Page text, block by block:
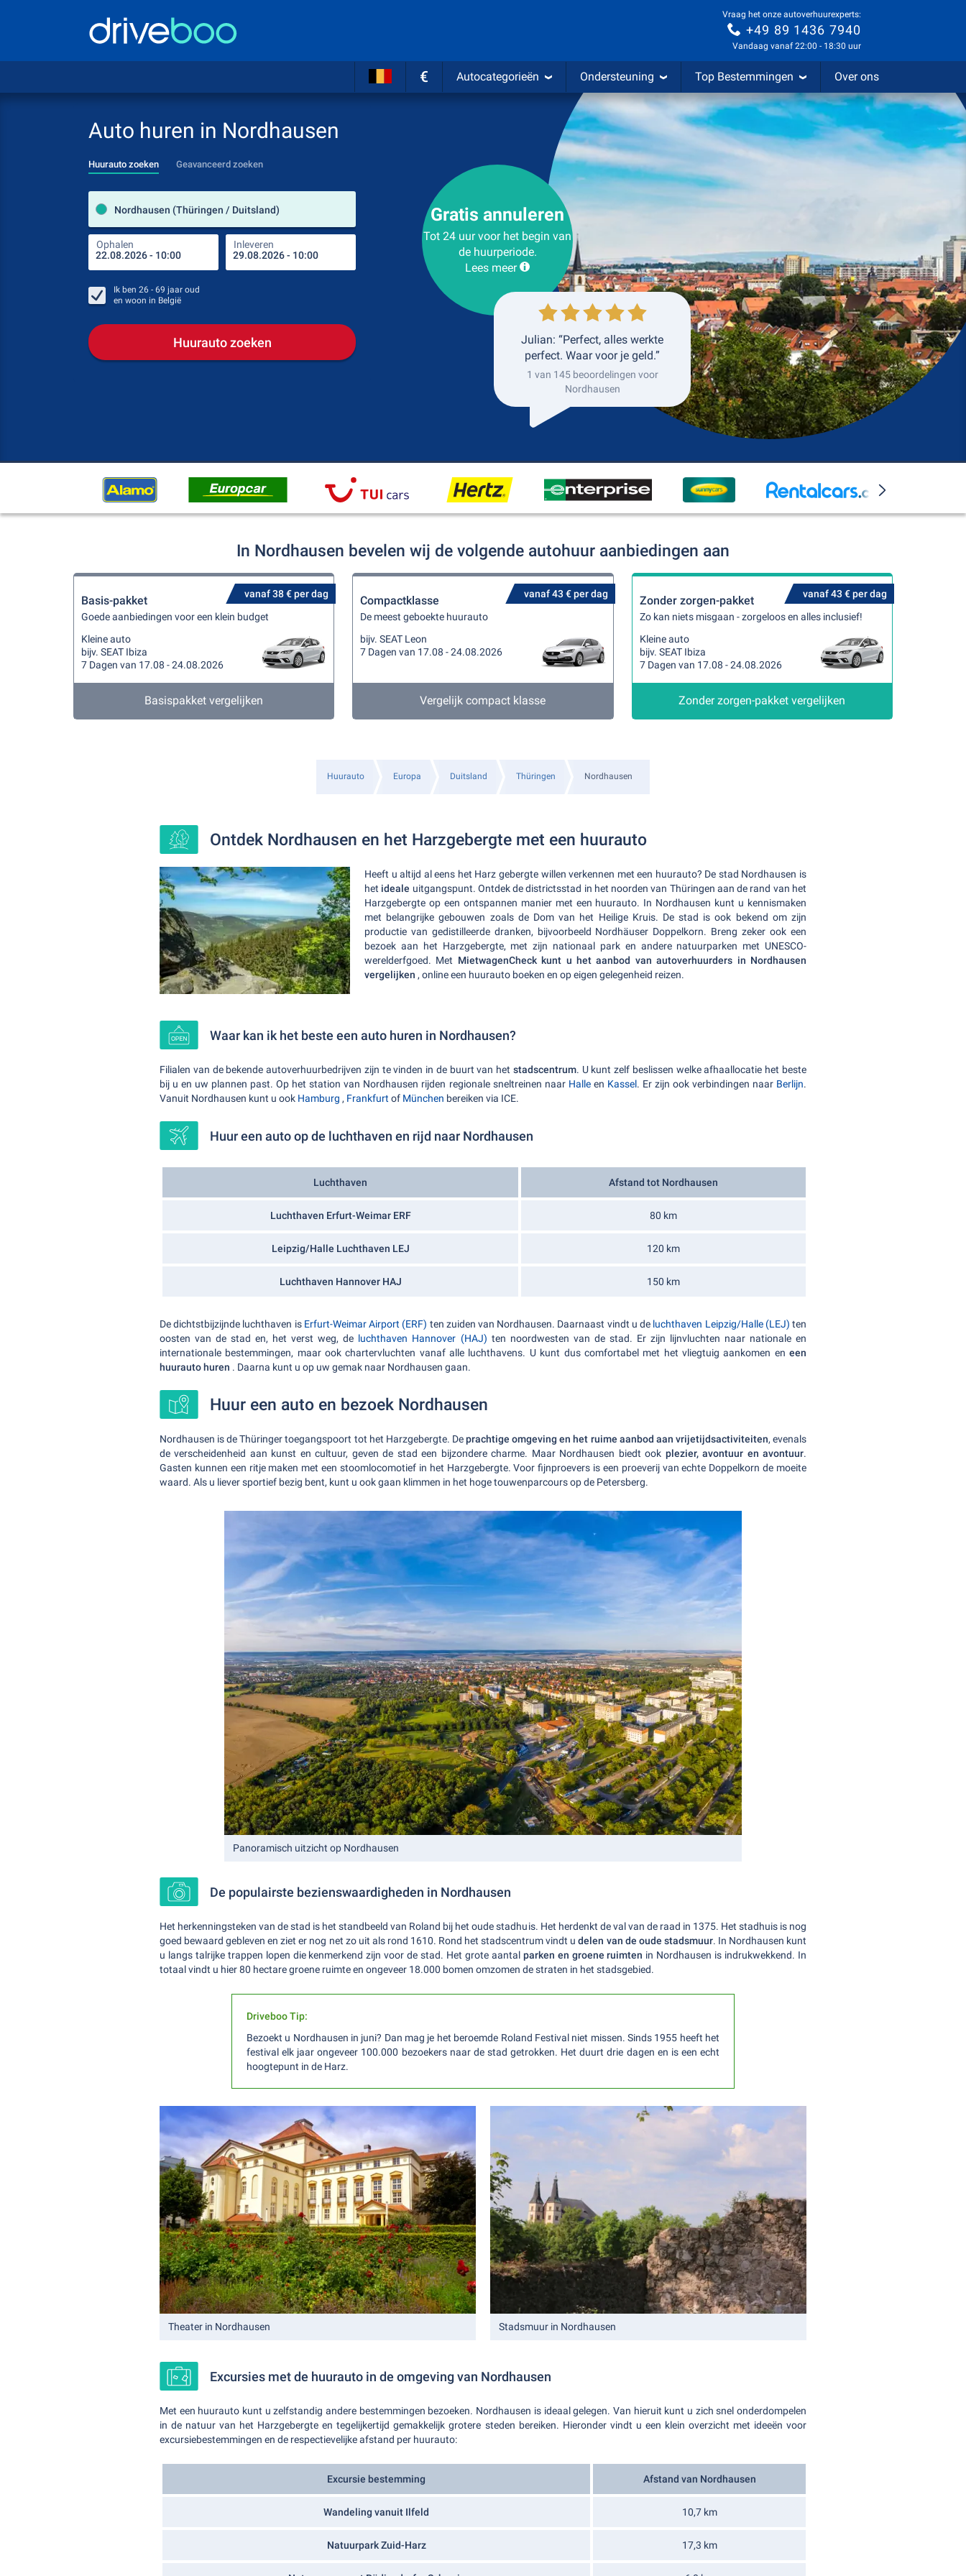
Vraag het onze autoverhuurexperts:
+49 89 1436 7940
Vandaag vanaf 22:00 - 18:30 uur
€ Autocategorieën Ondersteuning Top Bestemmingen Over ons
Auto huren in Nordhausen
Huurauto zoeken Geavanceerd zoeken
Nordhausen (Thüringen / Duitsland)
Ophalen Inleveren Plaats voor teruggave
Ik ben 26 - 69 jaar oud
en woon in België
Huurauto zoeken
Gratis annuleren
Tot 24 uur voor het begin van
de huurperiode.
Lees meer
Julian: “Perfect, alles werkte
perfect. Waar voor je geld.”
1 van 145 beoordelingen voor
Nordhausen
In Nordhausen bevelen wij de volgende autohuur aanbiedingen aan
vanaf 38 € per dag
Basis-pakket
Goede aanbiedingen voor een klein budget
Kleine auto
bijv. SEAT Ibiza
7 Dagen van 17.08 - 24.08.2026
Basispakket vergelijken
vanaf 43 € per dag
Compactklasse
De meest geboekte huurauto
bijv. SEAT Leon
7 Dagen van 17.08 - 24.08.2026
Vergelijk compact klasse
vanaf 43 € per dag
Zonder zorgen-pakket
Zo kan niets misgaan - zorgeloos en alles inclusief!
Kleine auto
bijv. SEAT Ibiza
7 Dagen van 17.08 - 24.08.2026
Zonder zorgen-pakket vergelijken
Huurauto Europa Duitsland Thüringen Nordhausen
Ontdek Nordhausen en het Harzgebergte met een huurauto
Heeft u altijd al eens het Harz gebergte willen verkennen met een huurauto? De stad Nordhausen is
het ideale uitgangspunt. Ontdek de districtsstad in het noorden van Thüringen aan de rand van het
Harzgebergte op een ontspannen manier met een huurauto. In Nordhausen kunt u kennismaken
met belangrijke gebouwen zoals de Dom van het Heilige Kruis. De stad is ook bekend om zijn
productie van gedistilleerde dranken, bijvoorbeeld Nordhäuser Doppelkorn. Breng zeker ook een
bezoek aan het Harzgebergte, met zijn nationaal park en andere natuurparken met UNESCO-
werelderfgoed. Met MietwagenCheck kunt u het aanbod van autoverhuurders in Nordhausen
vergelijken , online een huurauto boeken en op eigen gelegenheid reizen.
Waar kan ik het beste een auto huren in Nordhausen?
Filialen van de bekende autoverhuurbedrijven zijn te vinden in de buurt van het stadscentrum. U kunt zelf beslissen welke afhaallocatie het beste
bij u en uw plannen past. Op het station van Nordhausen rijden regionale sneltreinen naar Halle en Kassel. Er zijn ook verbindingen naar Berlijn.
Vanuit Nordhausen kunt u ook Hamburg , Frankfurt of München bereiken via ICE.
Huur een auto op de luchthaven en rijd naar Nordhausen
Luchthaven Afstand tot Nordhausen
Luchthaven Erfurt-Weimar ERF 80 km
Leipzig/Halle Luchthaven LEJ 120 km
Luchthaven Hannover HAJ 150 km
De dichtstbijzijnde luchthaven is Erfurt-Weimar Airport (ERF) ten zuiden van Nordhausen. Daarnaast vindt u de luchthaven Leipzig/Halle (LEJ) ten
oosten van de stad en, het verst weg, de luchthaven Hannover (HAJ) ten noordwesten van de stad. Er zijn lijnvluchten naar nationale en
internationale bestemmingen, maar ook chartervluchten vanaf alle luchthavens. U kunt dus comfortabel met het vliegtuig aankomen en een
huurauto huren . Daarna kunt u op uw gemak naar Nordhausen gaan.
Huur een auto en bezoek Nordhausen
Nordhausen is de Thüringer toegangspoort tot het Harzgebergte. Deprachtige omgeving en het ruime aanbod aan vrijetijdsactiviteiten, evenals
de verscheidenheid aan kunst en cultuur, geven de stad een bijzondere charme. Maar Nordhausen biedt ook plezier, avontuur en avontuur.
Gasten kunnen een ritje maken met een stoomlocomotief in het Harzgebergte. Voor fijnproevers is een proeverij van echte Doppelkorn de moeite
waard. Als u liever sportief bezig bent, kunt u ook gaan klimmen in het hoge touwenparcours op de Petersberg.
Panoramisch uitzicht op Nordhausen
De populairste bezienswaardigheden in Nordhausen
Het herkenningsteken van de stad is het standbeeld van Roland bij het oude stadhuis. Het herdenkt de val van de raad in 1375. Het stadhuis is nog
goed bewaard gebleven en ziet er nog net zo uit als rond 1610. Rond het stadscentrum vindt udelen van de oude stadsmuur. In Nordhausen kunt
u langs talrijke trappen lopen die kenmerkend zijn voor de stad. Het grote aantal parken en groene ruimten in Nordhausen is indrukwekkend. In
totaal vindt u hier 80 hectare groene ruimte en ongeveer 18.000 bomen omzomen de straten in het stadsgebied.
Driveboo Tip:
Bezoekt u Nordhausen in juni? Dan mag je het beroemde Roland Festival niet missen. Sinds 1955 heeft het
festival elk jaar ongeveer 100.000 bezoekers naar de stad getrokken. Het duurt drie dagen en is een echt
hoogtepunt in de Harz.
Theater in Nordhausen Stadsmuur in Nordhausen
Excursies met de huurauto in de omgeving van Nordhausen
Met een huurauto kunt u zelfstandig andere bestemmingen bezoeken. Nordhausen is ideaal gelegen. Van hieruit kunt u zich snel onderdompelen
in de natuur van het Harzgebergte en tegelijkertijd gemakkelijk grotere steden bereiken. Hieronder vindt u een klein overzicht met ideeën voor
excursiebestemmingen en de respectievelijke afstand per huurauto:
Excursie bestemming Afstand van Nordhausen
Wandeling vanuit Ilfeld 10,7 km
Natuurpark Zuid-Harz 17,3 km